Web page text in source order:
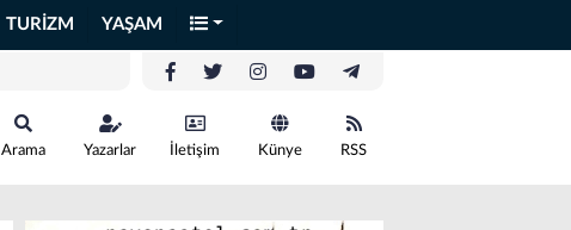
TURİZM YAŞAM
Arama Yazarlar İletişim Künye RSS